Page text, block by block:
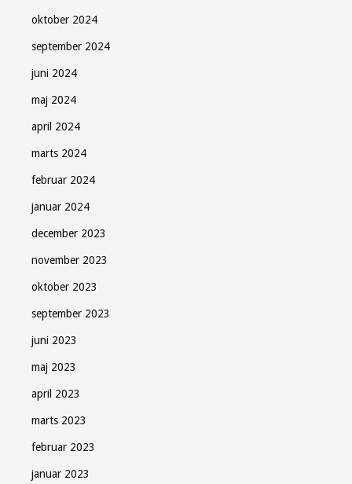
oktober 2024
september 2024
juni 2024
maj 2024
april 2024
marts 2024
februar 2024
januar 2024
december 2023
november 2023
oktober 2023
september 2023
juni 2023
maj 2023
april 2023
marts 2023
februar 2023
januar 2023